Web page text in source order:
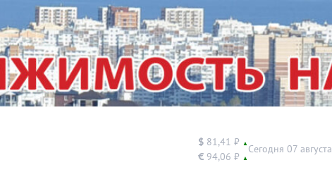
$ 81,41 ₽ ▲
€ 94,06 ₽ ▲
Сегодня 07 августа